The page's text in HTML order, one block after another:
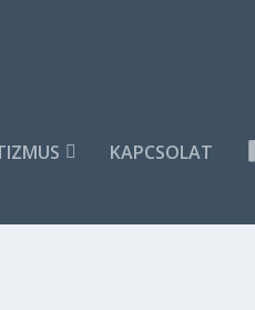
KAPCSOLAT